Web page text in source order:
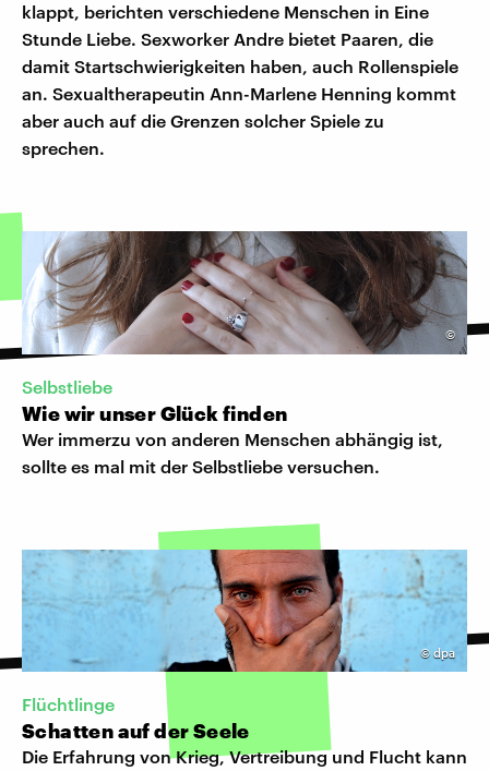
klappt, berichten verschiedene Menschen in Eine
Stunde Liebe. Sexworker Andre bietet Paaren, die
damit Startschwierigkeiten haben, auch Rollenspiele
an. Sexualtherapeutin Ann-Marlene Henning kommt
aber auch auf die Grenzen solcher Spiele zu
sprechen.
©
Selbstliebe
Wie wir unser Glück finden
Wer immerzu von anderen Menschen abhängig ist,
sollte es mal mit der Selbstliebe versuchen.
© dpa
Flüchtlinge
Schatten auf der Seele
Die Erfahrung von Krieg, Vertreibung und Flucht kann